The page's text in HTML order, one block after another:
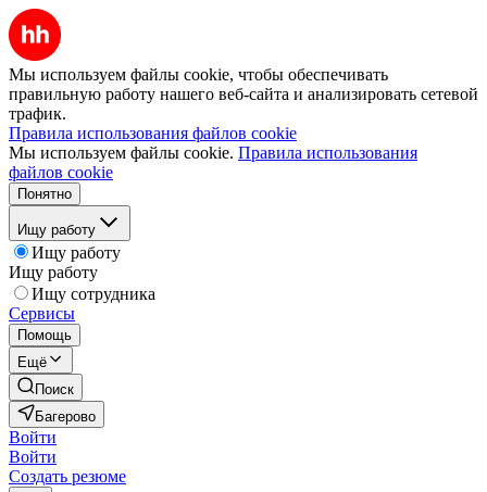
Мы используем файлы cookie, чтобы обеспечивать
правильную работу нашего веб-сайта и анализировать сетевой
трафик.
Правила использования файлов cookie
Мы используем файлы cookie. Правила использования
файлов cookie
Понятно
Ищу работу
Ищу работу
Ищу работу
Ищу сотрудника
Сервисы
Помощь
Ещё
Поиск
Багерово
Войти
Войти
Создать резюме